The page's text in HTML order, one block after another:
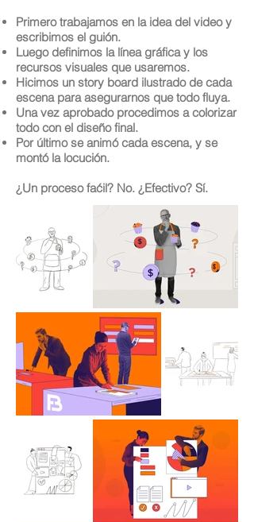
Primero trabajamos en la idea del video y
escribimos el guión.
Luego definimos la línea gráfica y los
recursos visuales que usaremos.
Hicimos un story board ilustrado de cada
escena para asegurarnos que todo fluya.
Una vez aprobado procedimos a colorizar
todo con el diseño final.
Por último se animó cada escena, y se
montó la locución.
¿Un proceso faćil? No. ¿Efectivo? Sí.